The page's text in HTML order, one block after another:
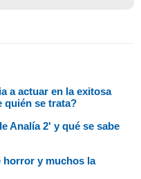
a actuar en la exitosa
quién se trata?
Analía 2' y qué se sabe
horror y muchos la